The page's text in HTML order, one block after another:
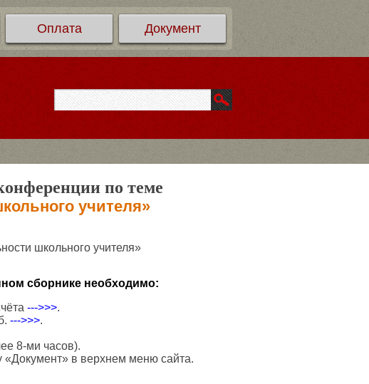
Оплата Документ
по теме
учителя»
школьного учителя»
сборнике необходимо:
--->>>.
--->>>.
8-ми часов).
«Документ» в верхнем меню сайта.